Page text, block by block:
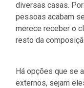
diversas casas.
pessoas acabam
merece receber o
resto da
Há opções que se
externos, sejam